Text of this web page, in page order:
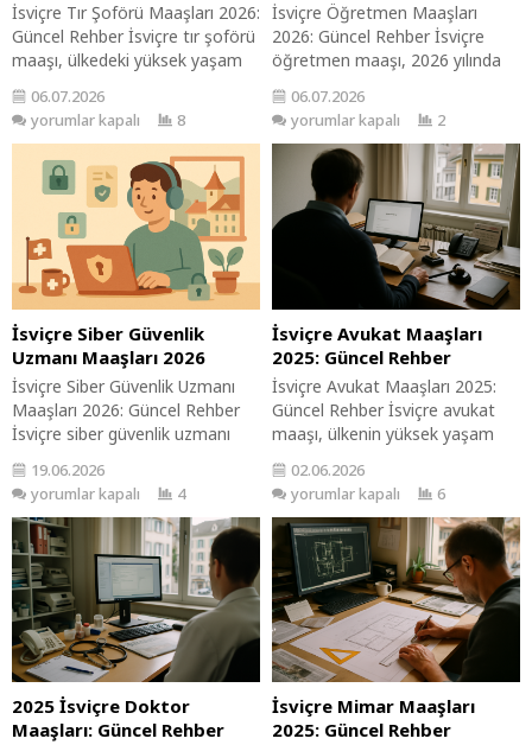
İsviçre Tır Şoförü Maaşları 2026:
Güncel Rehber İsviçre tır şoförü
maaşı, ülkedeki yüksek yaşam
maliyetleri ve ulaşım
sektöründeki talep nedeniyle
dikkat çekici seviyelerdedir. Tır
şoförlüğü, lojistik ve taşımacılık
sektörünün bel kemiği olup, bu
rehber 2026 yılı için güncel maaş
bilgilerini sunmaktadır. İsviçre’de
tır şoförlüğü yapmayı
düşünenler için bu bilgiler
oldukça...
06.07.2026
yorumlar kapalı
8
İsviçre Öğretmen Maaşları
2026: Güncel Rehber İsviçre
öğretmen maaşı, 2026 yılında
eğitim sektöründeki önemli
gelişmelerle birlikte merak
konusu olmaya devam ediyor.
Eğitim, topluma katkısı ve
bireylerin gelişimindeki rolü
nedeniyle büyük önem taşır. Bu
rehber, öğretmen maaşlarının
hangi faktörlere bağlı olarak
değişiklik gösterebileceğini ve
sektördeki mevcut durumu
anlamanıza yardımcı olacak.
Öğretmen...
06.07.2026
yorumlar kapalı
2
İsviçre Siber Güvenlik
Uzmanı Maaşları 2026
İsviçre Siber Güvenlik Uzmanı
Maaşları 2026: Güncel Rehber
İsviçre siber güvenlik uzmanı
standardı ve güçlü teknoloji
sektörü nedeniyle dikkat çekici
seviyelerdedir. Siber güvenlik,
dijital çağda kritik bir öneme
sahiptir ve bu alandaki
uzmanlar, bilgi güvenliği
sağlamak için hayati bir rol
oynar. Bu rehber, İsviçre’de bu
mesleği...
19.06.2026
yorumlar kapalı
4
İsviçre Avukat Maaşları
2025: Güncel Rehber
İsviçre Avukat Maaşları 2025:
Güncel Rehber İsviçre avukat
maaşı, ülkenin yüksek yaşam
koşulları nedeniyle genellikle
yüksektir. Bu rehberde,
İsviçre’de avukatlık mesleğinin
önemini, maaş aralıklarını ve
kariyer fırsatlarını detaylı bir
şekilde inceleyeceğiz. Meslek
seçimi yaparken bu bilgilerin size
rehberlik etmesini umuyoruz.
Avukat Nedir? Ne İş Yapar?
Avukatlar,...
02.06.2026
yorumlar kapalı
6
2025 İsviçre Doktor
Maaşları: Güncel Rehber
İsviçre Mimar Maaşları
2025: Güncel Rehber